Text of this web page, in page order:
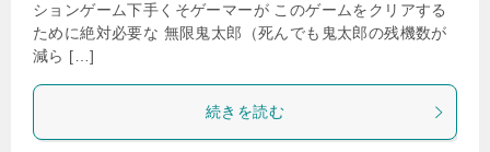
ションゲーム下手くそゲーマーが このゲームをクリアする
ために絶対必要な 無限鬼太郎（死んでも鬼太郎の残機数が
減ら […]
続きを読む